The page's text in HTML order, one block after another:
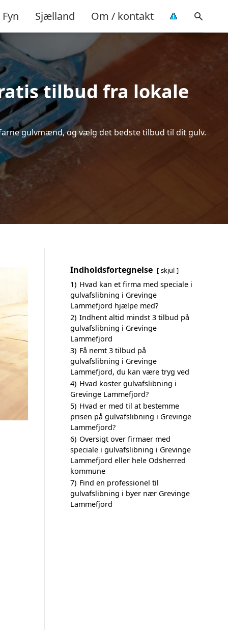
Fyn Sjælland Om / kontakt
tilbud fra lokale
gulvmænd, og vælg det bedste tilbud til dit gulv.
Indholdsfortegnelse skjul
1) Hvad kan et firma med speciale i
gulvafslibning i Grevinge
Lammefjord hjælpe med?
2) Indhent altid mindst 3 tilbud på
gulvafslibning i Grevinge
Lammefjord
3) Få nemt 3 tilbud på
gulvafslibning i Grevinge
Lammefjord, du kan være tryg ved
4) Hvad koster gulvafslibning i
Grevinge Lammefjord?
5) Hvad er med til at bestemme
prisen på gulvafslibning i Grevinge
Lammefjord?
6) Oversigt over firmaer med
speciale i gulvafslibning i Grevinge
Lammefjord eller hele Odsherred
kommune
7) Find en professionel til
gulvafslibning i byer nær Grevinge
Lammefjord